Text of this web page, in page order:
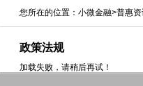
您所在的位置： 小微金融>普惠
政策法规
加载失败，请稍后再试！